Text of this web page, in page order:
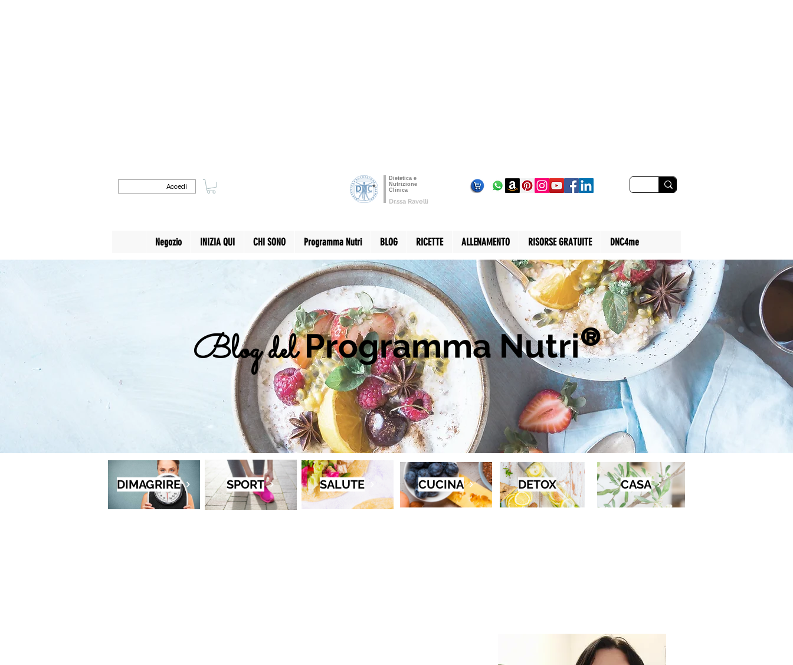
Accedi
Dietetica e
Nutrizione
Clinica
Dr.ssa Ravelli
Negozio INIZIA QUI CHI SONO Programma Nutri BLOG RICETTE ALLENAMENTO RISORSE GRATUITE DNC4me
Blog delProgramma Nutri®
DIMAGRIRE SPORT SALUTE CUCINA DETOX CASA